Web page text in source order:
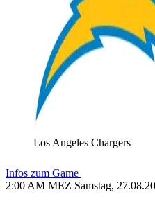
Los Angeles Chargers
Infos zum Game
2:00 AM MEZ Samstag,